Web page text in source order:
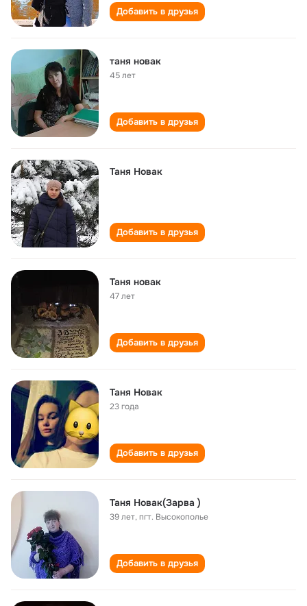
Добавить в друзья
таня новак
45 лет
Добавить в друзья
Таня Новак
Добавить в друзья
Таня новак
47 лет
Добавить в друзья
Таня Новак
23 года
Добавить в друзья
Таня Новак(Зарва )
39 лет,пгт. Высокополье
Добавить в друзья